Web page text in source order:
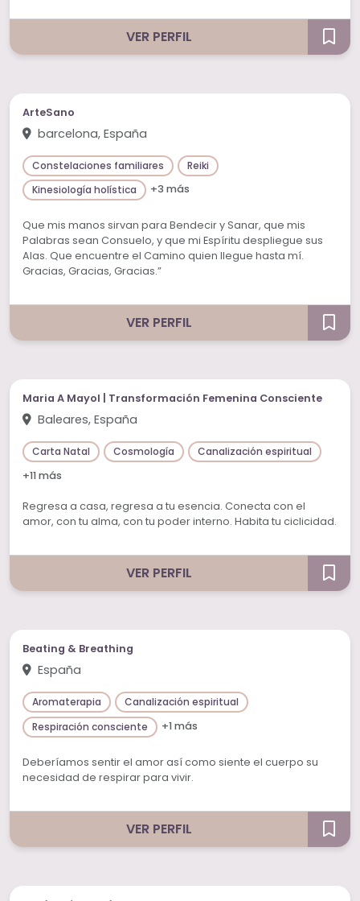
VER PERFIL
ArteSano
barcelona, España
Constelaciones familiares
Reiki
Kinesiología holística
+3 más
Que mis manos sirvan para Bendecir y Sanar, que mis
Palabras sean Consuelo, y que mi Espíritu despliegue sus
Alas. Que encuentre el Camino quien llegue hasta mí.
Gracias, Gracias, Gracias.”
VER PERFIL
Maria A Mayol | Transformación Femenina Consciente
Baleares, España
Carta Natal Cosmología
Canalización espiritual
+11 más
Regresa a casa, regresa a tu esencia. Conecta con el
amor, con tu alma, con tu poder interno. Habita tu ciclicidad.
VER PERFIL
Beating & Breathing
España
Aromaterapia
Canalización espiritual
Respiración consciente
+1 más
Deberíamos sentir el amor así como siente el cuerpo su
necesidad de respirar para vivir.
VER PERFIL